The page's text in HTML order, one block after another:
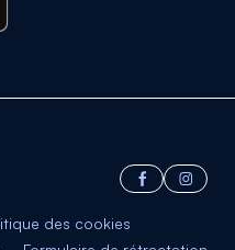
des cookies